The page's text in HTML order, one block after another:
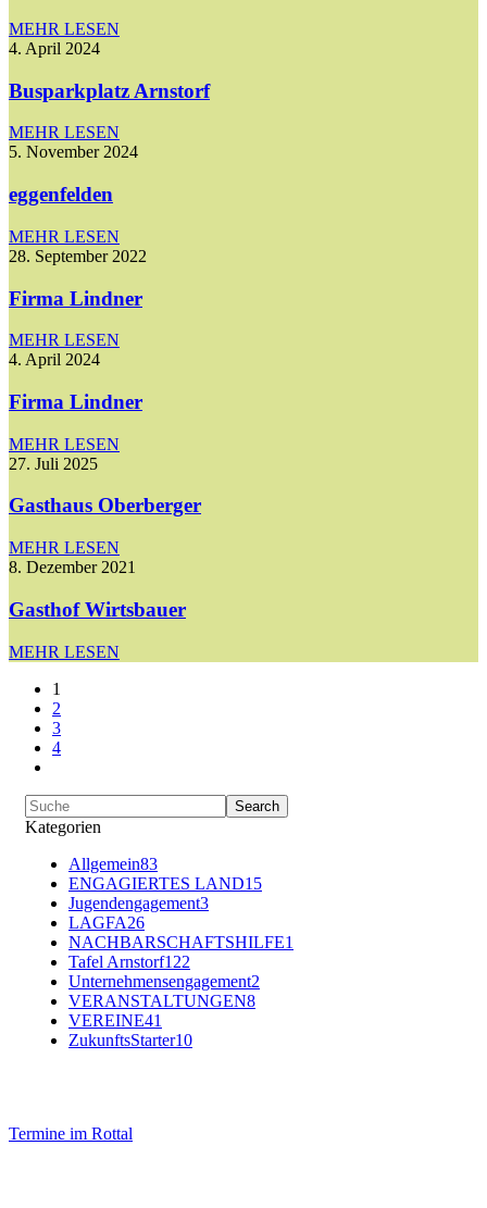
MEHR LESEN
4. April 2024
Busparkplatz Arnstorf
MEHR LESEN
5. November 2024
eggenfelden
MEHR LESEN
28. September 2022
Firma Lindner
MEHR LESEN
4. April 2024
Firma Lindner
MEHR LESEN
27. Juli 2025
Gasthaus Oberberger
MEHR LESEN
8. Dezember 2021
Gasthof Wirtsbauer
MEHR LESEN
1
2
3
4
Kategorien
Allgemein83
ENGAGIERTES LAND15
Jugendengagement3
LAGFA26
NACHBARSCHAFTSHILFE1
Tafel Arnstorf122
Unternehmensengagement2
VERANSTALTUNGEN8
VEREINE41
ZukunftsStarter10
Termine im Rottal